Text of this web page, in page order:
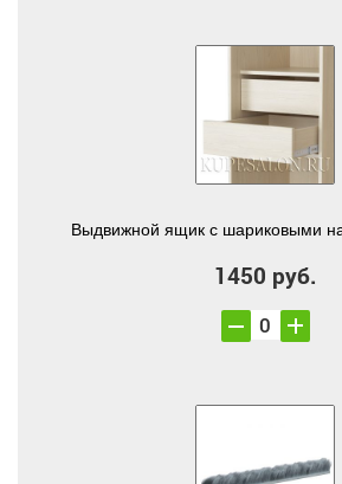
Выдвижной ящик с шариковыми
1450 руб.